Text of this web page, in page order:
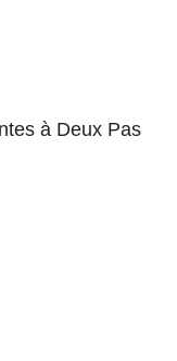
à Deux Pas